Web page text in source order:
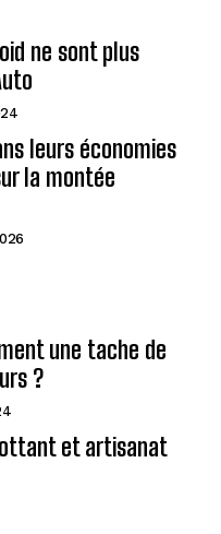
ne sont plus
leurs économies
la montée
une tache de
?
et artisanat